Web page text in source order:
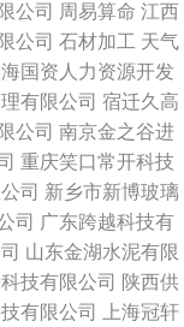
公司 周易算命 江西
公司 石材加工 天气
国资人力资源开发
有限公司 宿迁久高
公司 南京金之谷进
重庆笑口常开科技
司 新乡市新博玻璃
司 广东跨越科技有
山东金湖水泥有限
技有限公司 陕西供
有限公司
上海冠轩